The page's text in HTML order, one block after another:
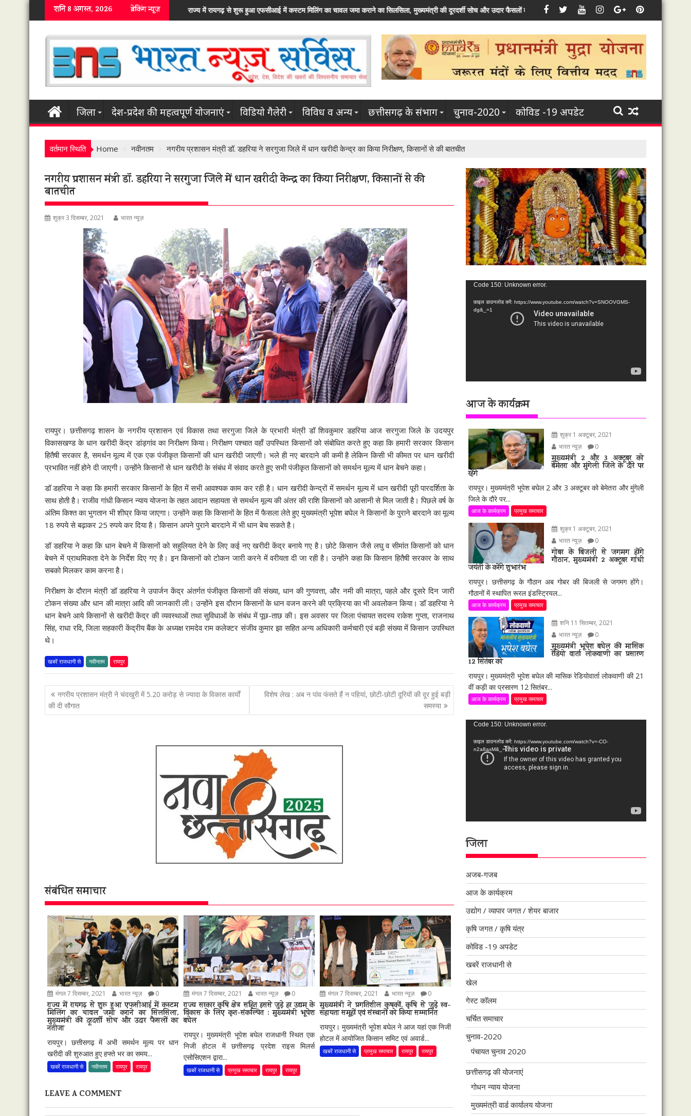
to
शनि 8 अगस्त, 2026 ब्रेकिंग न्यूज़
राज्य में रायगढ़ से शुरू हुआ एफसीआई में कस्टम मिलिंग का चावल जमा कराने का सिलसिला, मुख्यमंत्री की दूरदर्शी सोच और उदार फैसलों का नतीजाराज्य सरकार कृषि क्षेत्र सहित इससे जुड़े हर उद्यम के विकास के लिए कृत-संकल्पित : मुख्यमंत्री भूपेश बघेल
जिला देश-प्रदेश की महत्वपूर्ण योजनाएं विडियो गैलेरी विविध व अन्य छत्तीसगढ़ के संभाग चुनाव-2020 कोविड -19 अपडेट
वर्तमान स्थिति Home नवीनतम नगरीय प्रशासन मंत्री डॉ. डहरिया ने सरगुजा जिले में धान खरीदी केन्द्र का किया निरीक्षण, किसानों से की बातचीत
नगरीय प्रशासन मंत्री डॉ. डहरिया ने सरगुजा जिले में धान खरीदी केन्द्र का किया निरीक्षण, किसानों से की
बातचीत
शुक्र 3 दिसम्बर, 2021 भारत न्यूज़
रायपुर। छत्तीसगढ़ शासन के नगरीय प्रशासन एवं विकास तथा सरगुजा जिले के प्रभारी मंत्री डॉ शिवकुमार डहरिया आज सरगुजा जिले के उदयपुर
विकासखण्ड के धान खरीदी केंद्र डांड़गांव का निरीक्षण किया। निरीक्षण पश्चात वहाँ उपस्थित किसानों को संबोधित करते हुए कहा कि हमारी सरकार किसान
हितैषी सरकार है, समर्थन मूल्य में एक एक पंजीकृत किसानों की धान खरीदी जाएगी। भले ही नए बारदाने की कमी है लेकिन किसी भी कीमत पर धान खरीदी
प्रभावित नहीं होने दी जाएगी। उन्होंने किसानों से धान खरीदी के संबंध में संवाद करते हुए सभी पंजीकृत किसानों को समर्थन मूल्य में धान बेचने कहा।
डॉ डहरिया ने कहा कि हमारी सरकार किसानों के हित में सभी आवश्यक काम कर रही है। धान खरीदी केन्द्रों में समर्थन मूल्य में धान खरीदी पूरी पारदर्शिता के
साथ होती है। राजीव गांधी किसान न्याय योजना के तहत आदान सहायता से समर्थन मूल्य की अंतर की राशि किसानों को आसानी से मिल जाती है। पिछले वर्ष के
अंतिम किश्त का भुगतान भी शीघ्र किया जाएगा। उन्होंने कहा कि किसानों के हित में फैसला लेते हुए मुख्यमंत्री भूपेश बघेल ने किसानों के पुराने बारदाने का मूल्य
18 रुपये से बढ़ाकर 25 रुपये कर दिया है। किसान अपने पुराने बारदाने में भी धान बेच सकते है।
डॉ डहरिया ने कहा कि धान बेचने में किसानों को सहुलियत देने के लिए कई नए खरीदी केंद्र बनाये गए है। छोटे किसान जैसे लघु व सीमांत किसानों को धान
बेचने में प्राथमिकता देने के निर्देश दिए गए है। इन किसानों को टोकन जारी करने में वरीयता दी जा रही है। उन्होंने कहा कि किसान हितैषी सरकार के साथ
सबको मिलकर काम करना है।
निरीक्षण के दौरान मंत्री डॉ डहरिया ने उपार्जन केंद्र अंतर्गत पंजीकृत किसानों की संख्या, धान की गुणवत्ता, और नमी की मात्रा, पहले और दूसरे दिन जारी
टोकन संख्या और धान की मात्रा आदि की जानकारी ली। उन्होंने इस दौरान किसानों के धान वजन करने की प्रक्रिया का भी अवलोकन किया। डॉ डहरिया ने
धान बेचने आये किसानों से खरीदी केंद्र की व्यवस्थाओं तथा सुविधाओं के संबंध में पूछ-ताछ की। इस अवसर पर जिला पंचायत सदस्य राकेश गुप्ता, राजनाथ
सिंह, राधा रवि, जिला सहकारी केंद्रीय बैंक के अध्यक्ष रामदेव राम कलेक्टर संजीव कुमार झा सहित अन्य अधिकारी कर्मचारी एवं बड़ी संख्या में किसान उपस्थित
थे।
खबरें राजधानी से नवीनतम रायपुर
पोस्ट
नेविगेशन
नगरीय प्रशासन मंत्री ने चंदखुरी में 5.20 करोड़ से ज्यादा के विकास कार्यों
की दी सौगात
विशेष लेख : अब न पांव फंसते हैं न पहियां, छोटी-छोटी दूरियों की दूर हुई बड़ी
समस्या
संबंधित समाचार
मंगल 7 दिसम्बर, 2021 भारत न्यूज़ 0
राज्य में रायगढ़ से शुरू हुआ एफसीआई में कस्टम
मिलिंग का चावल जमा कराने का सिलसिला,
मुख्यमंत्री की दूरदर्शी सोच और उदार फैसलों का
नतीजा
रायपुर। छत्तीसगढ़ में अभी समर्थन मूल्य पर धान
खरीदी की शुरुआत हुए हफ्ते भर का समय...
खबरें राजधानी से नवीनतम रायपुर रायपुर
मंगल 7 दिसम्बर, 2021 भारत न्यूज़ 0
राज्य सरकार कृषि क्षेत्र सहित इससे जुड़े हर उद्यम के
विकास के लिए कृत-संकल्पित : मुख्यमंत्री भूपेश
बघेल
रायपुर। मुख्यमंत्री भूपेश बघेल राजधानी स्थित एक
निजी होटल में छत्तीसगढ़ प्रदेश राइस मिलर्स
एसोसिएशन द्वारा...
खबरें राजधानी से प्रमुख समाचार रायपुर रायपुर
मंगल 7 दिसम्बर, 2021 भारत न्यूज़ 0
मुख्यमंत्री ने प्रगतिशील कृषकों, कृषि से जुड़े स्व-
सहायता समूहों एवं संस्थानों को किया सम्मानित
रायपुर। मुख्यमंत्री भूपेश बघेल ने आज यहां एक निजी
होटल में आयोजित किसान समिट एवं अवार्ड...
खबरें राजधानी से प्रमुख समाचार रायपुर रायपुर
LEAVE A COMMENT
वीडियो
प्लेयर
Code 150: Unknown error.
फ़ाइल डाउनलोड करें: https://www.youtube.com/watch?v=SNOOVGMS-
dg&_=1
आज के कार्यक्रम
शुक्र 1 अक्टूबर, 2021
भारत न्यूज़
0
मुख्यमंत्री 2 और 3 अक्टूबर को
बेमेतरा और मुंगेली जिले के दौरे पर
रहेंगे
रायपुर। मुख्यमंत्री भूपेश बघेल 2 और 3 अक्टूबर को बेमेतरा और मुंगेली
जिले के दौरे पर...
आज के कार्यक्रम प्रमुख समाचार
शुक्र 1 अक्टूबर, 2021
भारत न्यूज़
0
गोबर के बिजली से जगमग होंगे
गौठान, मुख्यमंत्री 2 अक्टूबर गांधी
जयंती के करेंगे शुभारंभ
रायपुर। छत्तीसगढ़ के गौठान अब गोबर की बिजली से जगमग होंगे।
गौठानों में स्थापित रूरल इंडस्ट्रियल...
आज के कार्यक्रम प्रमुख समाचार
शनि 11 सितम्बर, 2021
भारत न्यूज़
0
मुख्यमंत्री भूपेश बघेल की मासिक
रेडियो वार्ता लोकवाणी का प्रसारण
12 सितंबर को
रायपुर। मुख्यमंत्री भूपेश बघेल की मासिक रेडियोवार्ता लोकवाणी की 21
वीं कड़ी का प्रसारण 12 सितंबर...
आज के कार्यक्रम प्रमुख समाचार
वीडियो
प्लेयर
Code 150: Unknown error.
फ़ाइल डाउनलोड करें: https://www.youtube.com/watch?v=-CO-
n2a8axM&_=2
जिला
अजब-गजब
आज के कार्यक्रम
उद्योग / व्यापार जगत / शेयर बाजार
कृषि जगत / कृषि यंत्र
कोविड -19 अपडेट
खबरें राजधानी से
खेल
गेस्ट कॉलम
चर्चित समाचार
चुनाव-2020
पंचायत चुनाव 2020
छत्तीसगढ़ की योजनाएं
गोधन न्याय योजना
मुख्यमंत्री वार्ड कार्यालय योजना